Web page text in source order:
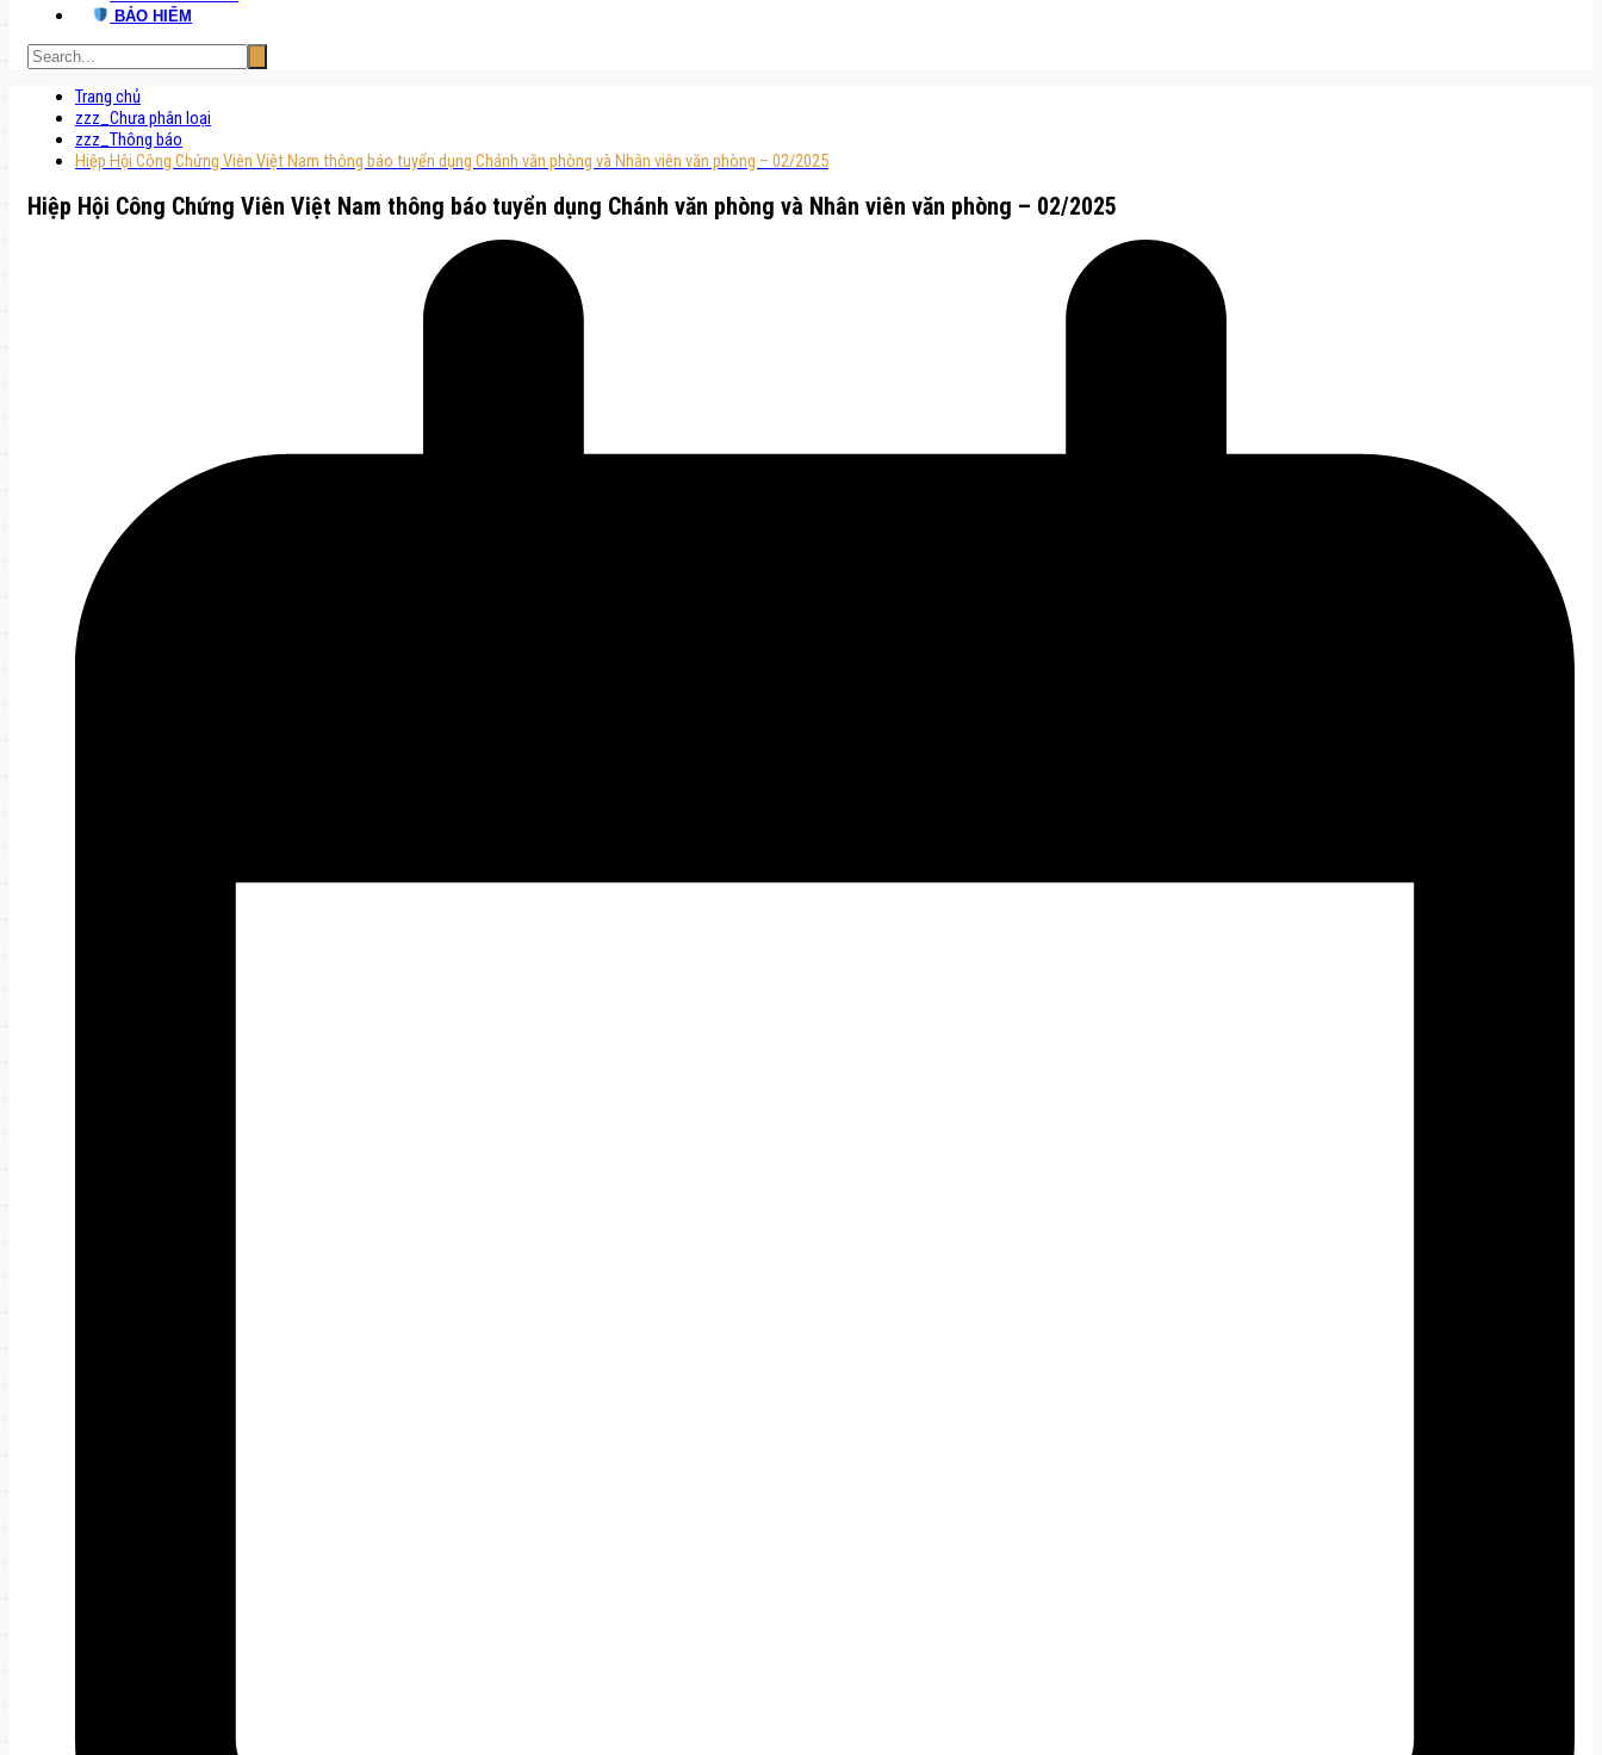
BẢO HIỂM
Trang chủ
zzz_Chưa phân loại
zzz_Thông báo
Hiệp Hội Công Chứng Viên Việt Nam thông báo tuyển dụng Chánh văn phòng và Nhân viên văn phòng – 02/2025
Hiệp Hội Công Chứng Viên Việt Nam thông báo tuyển dụng Chánh văn phòng và Nhân viên văn phòng – 02/2025